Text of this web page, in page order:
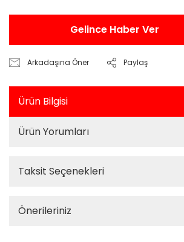
Gelince Haber Ver
Arkadaşına Öner Paylaş
Ürün Bilgisi
Ürün Yorumları
Taksit Seçenekleri
Önerileriniz